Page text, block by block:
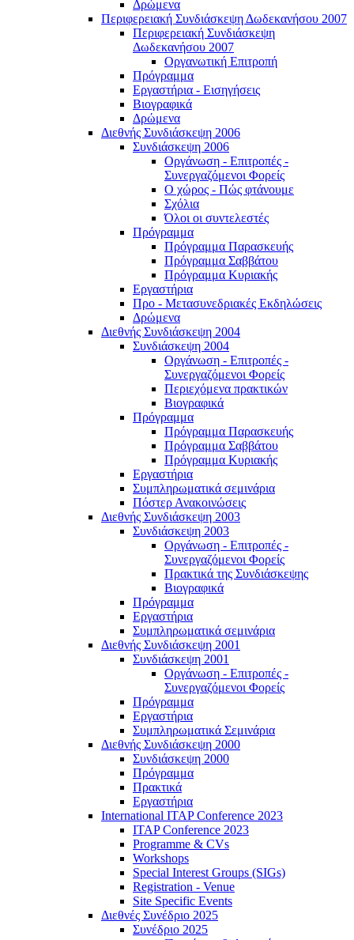
Δρώμενα
Περιφερειακή Συνδιάσκεψη Δωδεκανήσου 2007
Περιφερειακή Συνδιάσκεψη
Δωδεκανήσου 2007
Οργανωτική Επιτροπή
Πρόγραμμα
Εργαστήρια - Εισηγήσεις
Βιογραφικά
Δρώμενα
Διεθνής Συνδιάσκεψη 2006
Συνδιάσκεψη 2006
Οργάνωση - Επιτροπές -
Συνεργαζόμενοι Φορείς
Ο χώρος - Πώς φτάνουμε
Σχόλια
Όλοι οι συντελεστές
Πρόγραμμα
Πρόγραμμα Παρασκευής
Πρόγραμμα Σαββάτου
Πρόγραμμα Κυριακής
Εργαστήρια
Προ - Μετασυνεδριακές Εκδηλώσεις
Δρώμενα
Διεθνής Συνδιάσκεψη 2004
Συνδιάσκεψη 2004
Οργάνωση - Επιτροπές -
Συνεργαζόμενοι Φορείς
Περιεχόμενα πρακτικών
Βιογραφικά
Πρόγραμμα
Πρόγραμμα Παρασκευής
Πρόγραμμα Σαββάτου
Πρόγραμμα Κυριακής
Εργαστήρια
Συμπληρωματικά σεμινάρια
Πόστερ Ανακοινώσεις
Διεθνής Συνδιάσκεψη 2003
Συνδιάσκεψη 2003
Οργάνωση - Επιτροπές -
Συνεργαζόμενοι Φορείς
Πρακτικά της Συνδιάσκεψης
Βιογραφικά
Πρόγραμμα
Εργαστήρια
Συμπληρωματικά σεμινάρια
Διεθνής Συνδιάσκεψη 2001
Συνδιάσκεψη 2001
Οργάνωση - Επιτροπές -
Συνεργαζόμενοι Φορείς
Πρόγραμμα
Εργαστήρια
Συμπληρωματικά Σεμινάρια
Διεθνής Συνδιάσκεψη 2000
Συνδιάσκεψη 2000
Πρόγραμμα
Πρακτικά
Εργαστήρια
International ITAP Conference 2023
ITAP Conference 2023
Programme & CVs
Workshops
Special Interest Groups (SIGs)
Registration - Venue
Site Specific Events
Διεθνές Συνέδριο 2025
Συνέδριο 2025